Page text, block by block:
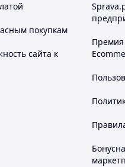
покупкам
сайта к
Премия